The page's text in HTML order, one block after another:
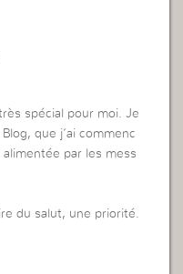
spécial pour moi. Je
que j’ai commenc
par les mess
du salut, une priorité.